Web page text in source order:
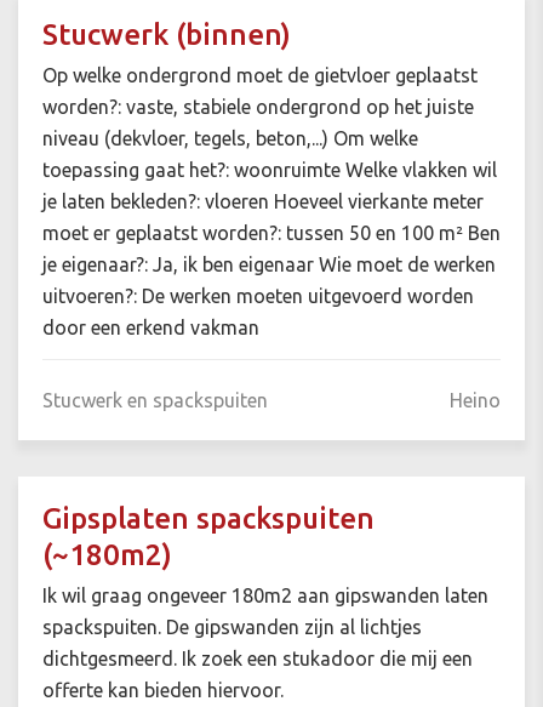
Stucwerk (binnen)
Op welke ondergrond moet de gietvloer geplaatst
worden?: vaste, stabiele ondergrond op het juiste
niveau (dekvloer, tegels, beton,...) Om welke
toepassing gaat het?: woonruimte Welke vlakken wil
je laten bekleden?: vloeren Hoeveel vierkante meter
moet er geplaatst worden?: tussen 50 en 100 m² Ben
je eigenaar?: Ja, ik ben eigenaar Wie moet de werken
uitvoeren?: De werken moeten uitgevoerd worden
door een erkend vakman
Stucwerk en spackspuiten Heino
Gipsplaten spackspuiten
(~180m2)
Ik wil graag ongeveer 180m2 aan gipswanden laten
spackspuiten. De gipswanden zijn al lichtjes
dichtgesmeerd. Ik zoek een stukadoor die mij een
offerte kan bieden hiervoor.